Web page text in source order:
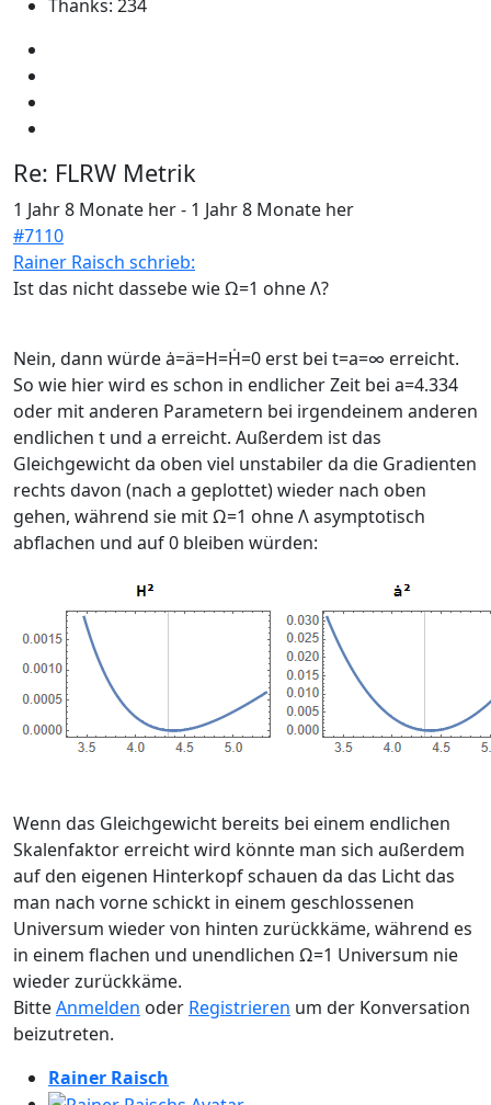
Thanks: 234
Re: FLRW Metrik
1 Jahr 8 Monate her- 1 Jahr 8 Monate her
#7110
Rainer Raisch schrieb:
Ist das nicht dassebe wie Ω=1 ohne Λ?
Nein, dann würde ȧ=ä=H=Ḣ=0 erst bei t=a=∞ erreicht.
So wie hier wird es schon in endlicher Zeit bei a=4.334
oder mit anderen Parametern bei irgendeinem anderen
endlichen t und a erreicht. Außerdem ist das
Gleichgewicht da oben viel unstabiler da die Gradienten
rechts davon (nach a geplottet) wieder nach oben
gehen, während sie mit Ω=1 ohne Λ asymptotisch
abflachen und auf 0 bleiben würden:
Wenn das Gleichgewicht bereits bei einem endlichen
Skalenfaktor erreicht wird könnte man sich außerdem
auf den eigenen Hinterkopf schauen da das Licht das
man nach vorne schickt in einem geschlossenen
Universum wieder von hinten zurückkäme, während es
in einem flachen und unendlichen Ω=1 Universum nie
wieder zurückkäme.
BitteAnmelden oder Registrieren um der Konversation
beizutreten.
Rainer Raisch